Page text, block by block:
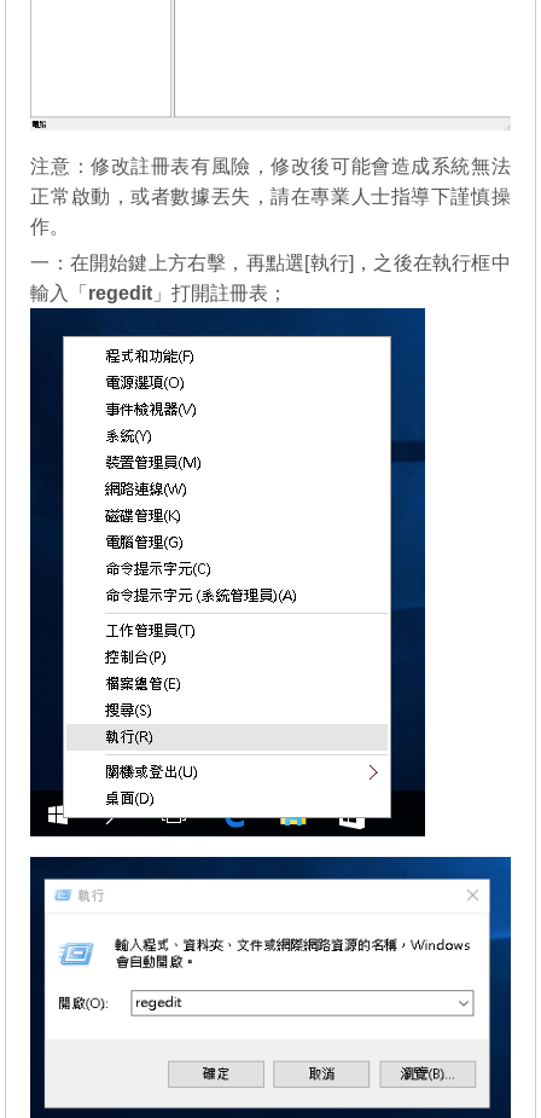
注意：修改註冊表有風險，修改後可能會造成系統無法
正常啟動，或者數據丟失，請在專業人士指導下謹慎操
作。
一：在開始鍵上方右擊，再點選[執行]，之後在執行框中
輸入「 regedit 」打開註冊表；